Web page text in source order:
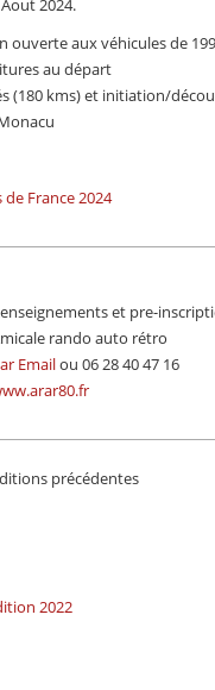
2024.
aux véhicules de
au départ
(180 kms) et initiation/
France 2024
et pre-
rando auto rétro
Emailou 06 28 40 47 16
précédentes
2022